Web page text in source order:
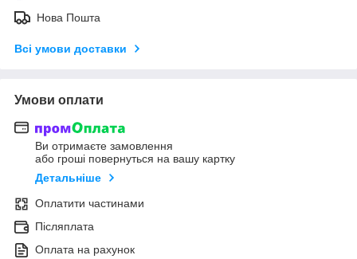
Нова Пошта
Всі умови доставки
Умови оплати
Ви отримаєте замовлення
або гроші повернуться на вашу картку
Детальніше
Оплатити частинами
Післяплата
Оплата на рахунок